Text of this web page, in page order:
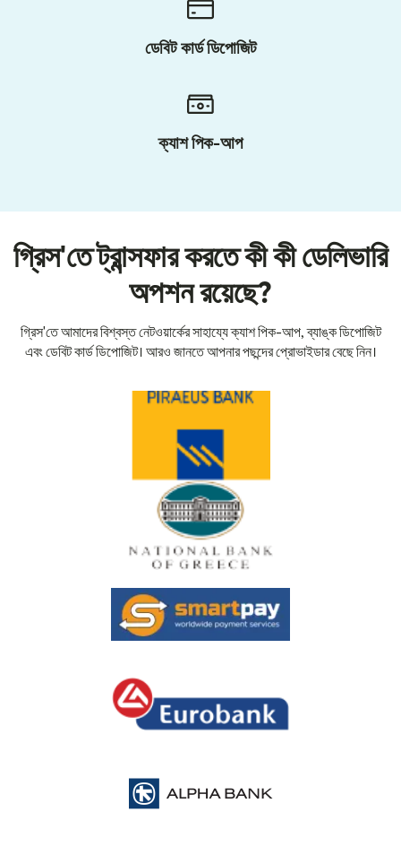
ডেবিট কার্ড ডিপোজিট
ক্যাশ পিক-আপ
গ্রিস'তে ট্রান্সফার করতে কী কী ডেলিভারি
অপশন রয়েছে?
গ্রিস'তে আমাদের বিশ্বস্ত নেটওয়ার্কের সাহায্যে ক্যাশ পিক-আপ, ব্যাঙ্ক ডিপোজিট
এবং ডেবিট কার্ড ডিপোজিট। আরও জানতে আপনার পছন্দের প্রোভাইডার বেছে নিন।